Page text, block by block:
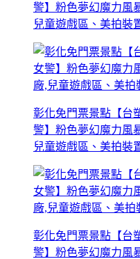
警】粉色夢幻魔力風
兒童遊戲區、美拍裝
彰化免門票景點【台
警】粉色夢幻魔力風
兒童遊戲區、美拍裝
彰化免門票景點【台
警】粉色夢幻魔力風